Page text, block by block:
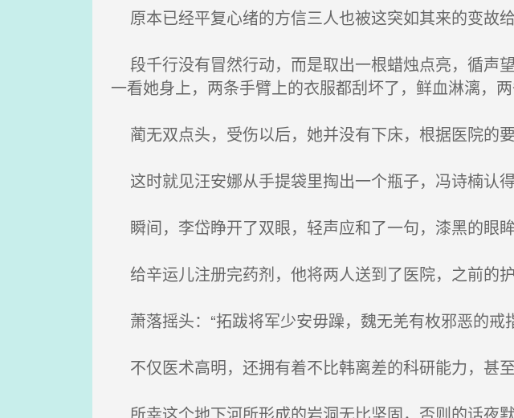
原本已经平复心绪的方信三人也被这突如其来的变故给
段千行没有冒然行动，而是取出一根蜡烛点亮，循声
一看她身上，两条手臂上的衣服都刮坏了，鲜血淋漓，
蔺无双点头，受伤以后，她并没有下床，根据医院的
这时就见汪安娜从手提袋里掏出一个瓶子，冯诗楠认
瞬间，李岱睁开了双眼，轻声应和了一句，漆黑的眼眸
给辛运儿注册完药剂，他将两人送到了医院，之前的
萧落摇头：“拓跋将军少安毋躁，魏无羌有枚邪恶的戒
不仅医术高明，还拥有着不比韩离差的科研能力，甚至